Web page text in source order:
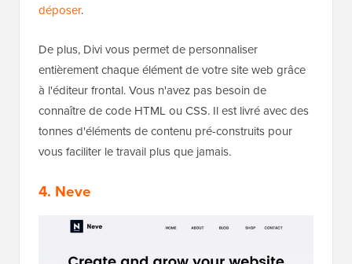
déposer.
De plus, Divi vous permet de personnaliser
entièrement chaque élément de votre site web grâce
à l'éditeur frontal. Vous n'avez pas besoin de
connaître de code HTML ou CSS. Il est livré avec des
tonnes d'éléments de contenu pré-construits pour
vous faciliter le travail plus que jamais.
4. Neve